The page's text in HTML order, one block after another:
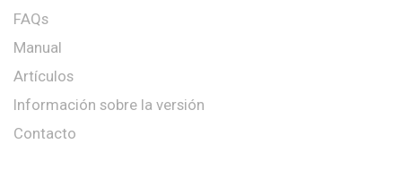
FAQs
Manual
Artículos
Información sobre la versión
Contacto